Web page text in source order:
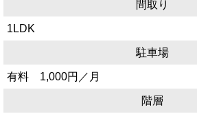
間取り
1LDK
駐車場
有料 1,000円／月
階層